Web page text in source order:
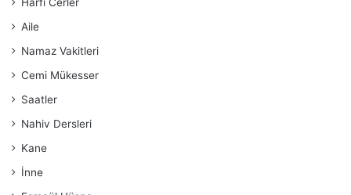
Aile
Namaz Vakitleri
Cemi Mükesser
Saatler
Nahiv Dersleri
Kane
İnne